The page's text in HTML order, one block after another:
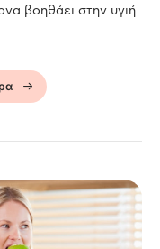
βοηθάει στην υγιή